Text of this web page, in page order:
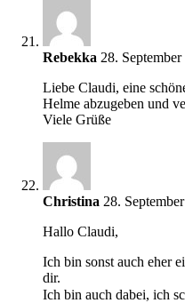
Rebekka 28.
Liebe Claudi, eine
Helme abzugeben und
Viele Grüße
Christina 28.
Hallo Claudi,
Ich bin sonst auch eher
dir.
Ich bin auch dabei, ich